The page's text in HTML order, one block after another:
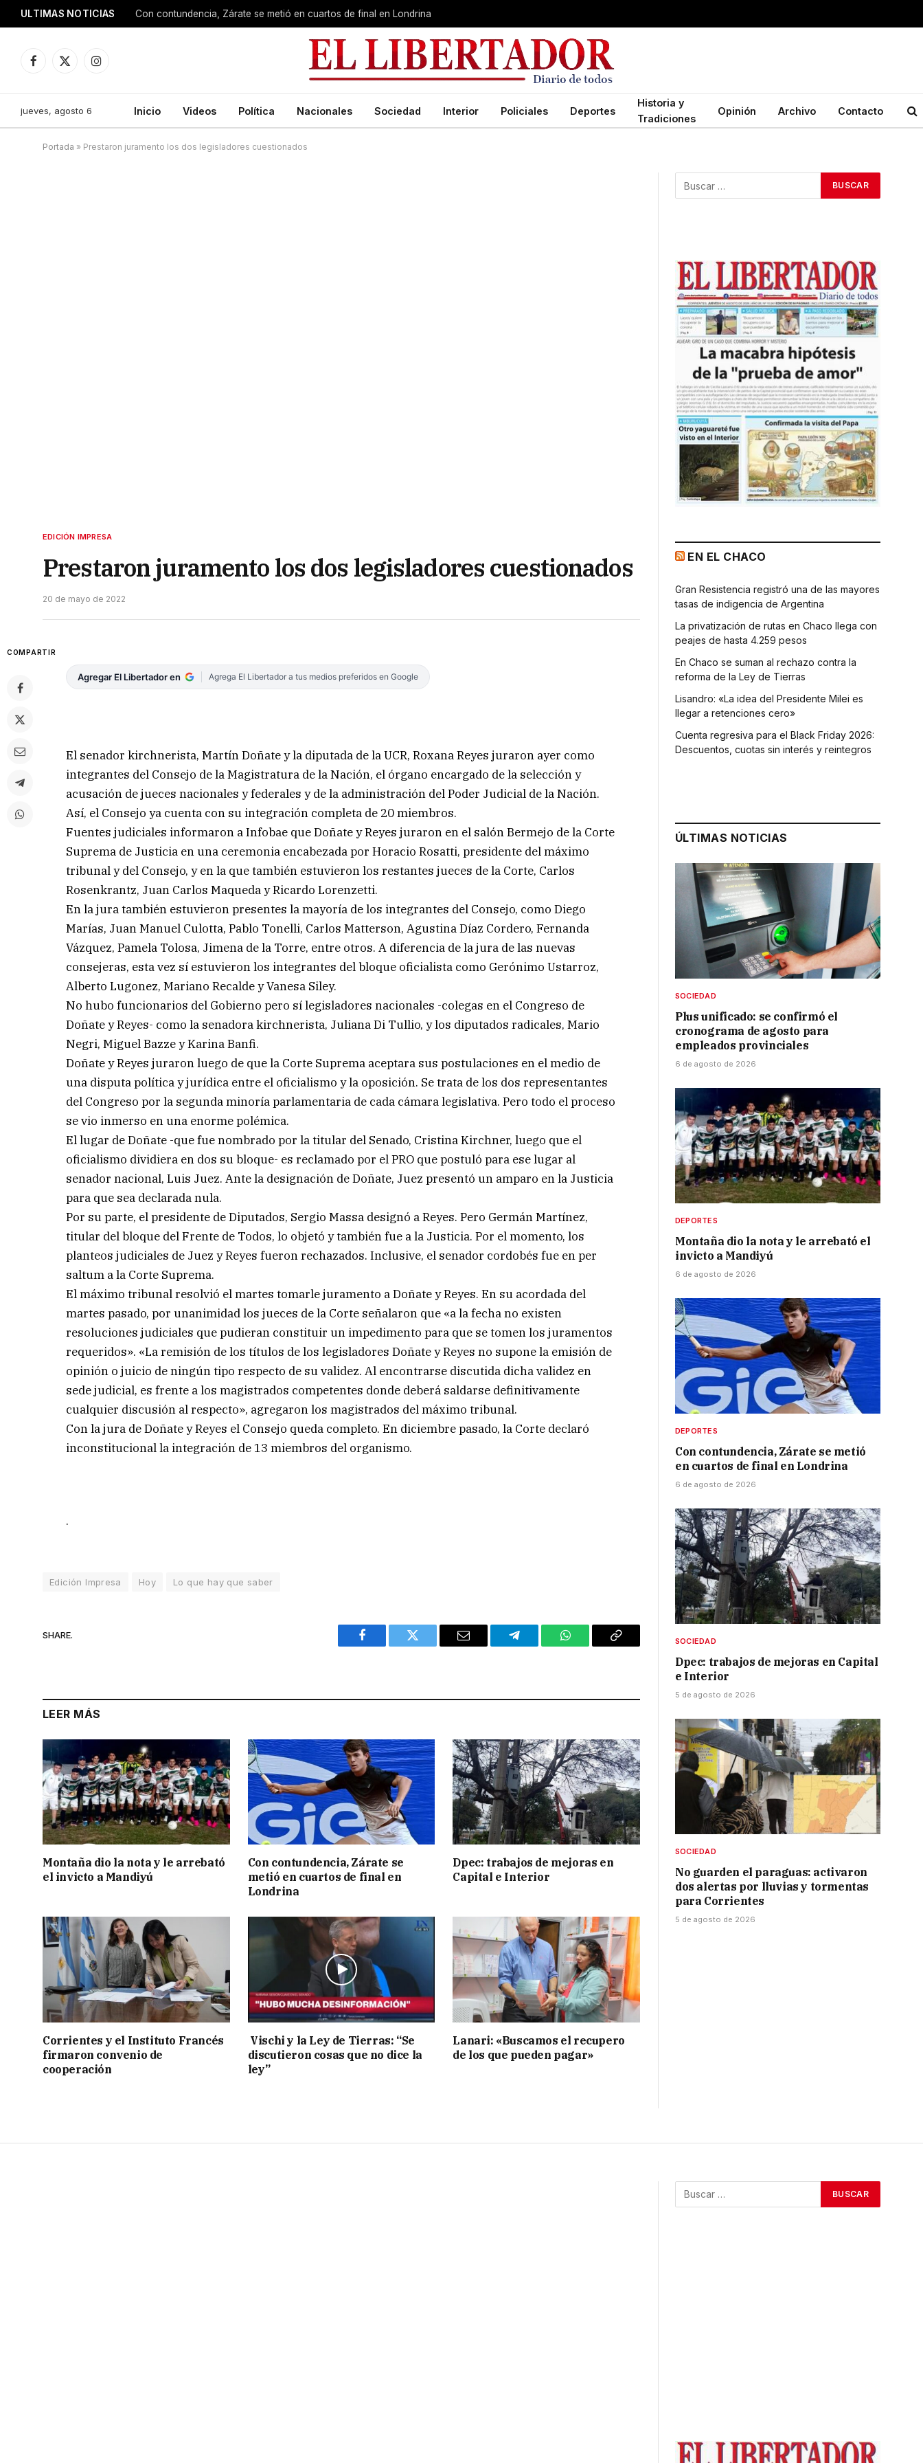
ULTIMAS NOTICIAS Con contundencia, Zárate se metió en cuartos de final en Londrina
Facebook
X
Instagram
jueves, agosto 6 Inicio Videos Política Nacionales Sociedad Interior Policiales Deportes
Historia y
Tradiciones
Opinión Archivo Contacto
Portada » Prestaron juramento los dos legisladores cuestionados
EDICIÓN IMPRESA
Prestaron juramento los dos legisladores cuestionados
20 de mayo de 2022
COMPARTIR
Agregar El Libertador en Agrega El Libertador a tus medios preferidos en Google
El senador kirchnerista, Martín Doñate y la diputada de la UCR, Roxana Reyes juraron ayer como
integrantes del Consejo de la Magistratura de la Nación, el órgano encargado de la selección y
acusación de jueces nacionales y federales y de la administración del Poder Judicial de la Nación.
Así, el Consejo ya cuenta con su integración completa de 20 miembros.
Fuentes judiciales informaron a Infobae que Doñate y Reyes juraron en el salón Bermejo de la Corte
Suprema de Justicia en una ceremonia encabezada por Horacio Rosatti, presidente del máximo
tribunal y del Consejo, y en la que también estuvieron los restantes jueces de la Corte, Carlos
Rosenkrantz, Juan Carlos Maqueda y Ricardo Lorenzetti.
En la jura también estuvieron presentes la mayoría de los integrantes del Consejo, como Diego
Marías, Juan Manuel Culotta, Pablo Tonelli, Carlos Matterson, Agustina Díaz Cordero, Fernanda
Vázquez, Pamela Tolosa, Jimena de la Torre, entre otros. A diferencia de la jura de las nuevas
consejeras, esta vez sí estuvieron los integrantes del bloque oficialista como Gerónimo Ustarroz,
Alberto Lugonez, Mariano Recalde y Vanesa Siley.
No hubo funcionarios del Gobierno pero sí legisladores nacionales -colegas en el Congreso de
Doñate y Reyes- como la senadora kirchnerista, Juliana Di Tullio, y los diputados radicales, Mario
Negri, Miguel Bazze y Karina Banfi.
Doñate y Reyes juraron luego de que la Corte Suprema aceptara sus postulaciones en el medio de
una disputa política y jurídica entre el oficialismo y la oposición. Se trata de los dos representantes
del Congreso por la segunda minoría parlamentaria de cada cámara legislativa. Pero todo el proceso
se vio inmerso en una enorme polémica.
El lugar de Doñate -que fue nombrado por la titular del Senado, Cristina Kirchner, luego que el
oficialismo dividiera en dos su bloque- es reclamado por el PRO que postuló para ese lugar al
senador nacional, Luis Juez. Ante la designación de Doñate, Juez presentó un amparo en la Justicia
para que sea declarada nula.
Por su parte, el presidente de Diputados, Sergio Massa designó a Reyes. Pero Germán Martínez,
titular del bloque del Frente de Todos, lo objetó y también fue a la Justicia. Por el momento, los
planteos judiciales de Juez y Reyes fueron rechazados. Inclusive, el senador cordobés fue en per
saltum a la Corte Suprema.
El máximo tribunal resolvió el martes tomarle juramento a Doñate y Reyes. En su acordada del
martes pasado, por unanimidad los jueces de la Corte señalaron que «a la fecha no existen
resoluciones judiciales que pudieran constituir un impedimento para que se tomen los juramentos
requeridos». «La remisión de los títulos de los legisladores Doñate y Reyes no supone la emisión de
opinión o juicio de ningún tipo respecto de su validez. Al encontrarse discutida dicha validez en
sede judicial, es frente a los magistrados competentes donde deberá saldarse definitivamente
cualquier discusión al respecto», agregaron los magistrados del máximo tribunal.
Con la jura de Doñate y Reyes el Consejo queda completo. En diciembre pasado, la Corte declaró
inconstitucional la integración de 13 miembros del organismo.
.
Edición Impresa Hoy Lo que hay que saber
SHARE.
Facebook Twitter Email Telegram WhatsAppCopy
LEER MÁS
Montaña dio la nota y le arrebató
el invicto a Mandiyú
Con contundencia, Zárate se
metió en cuartos de final en
Londrina
Dpec: trabajos de mejoras en
Capital e Interior
Corrientes y el Instituto Francés
firmaron convenio de
cooperación
Vischi y la Ley de Tierras: “Se
discutieron cosas que no dice la
ley”
Lanari: «Buscamos el recupero
de los que pueden pagar»
EN EL CHACO
Gran Resistencia registró una de las mayores
tasas de indigencia de Argentina
La privatización de rutas en Chaco llega con
peajes de hasta 4.259 pesos
En Chaco se suman al rechazo contra la
reforma de la Ley de Tierras
Lisandro: «La idea del Presidente Milei es
llegar a retenciones cero»
Cuenta regresiva para el Black Friday 2026:
Descuentos, cuotas sin interés y reintegros
ÚLTIMAS NOTICIAS
SOCIEDAD
Plus unificado: se confirmó el
cronograma de agosto para
empleados provinciales
6 de agosto de 2026
DEPORTES
Montaña dio la nota y le arrebató el
invicto a Mandiyú
6 de agosto de 2026
DEPORTES
Con contundencia, Zárate se metió
en cuartos de final en Londrina
6 de agosto de 2026
SOCIEDAD
Dpec: trabajos de mejoras en Capital
e Interior
5 de agosto de 2026
SOCIEDAD
No guarden el paraguas: activaron
dos alertas por lluvias y tormentas
para Corrientes
5 de agosto de 2026